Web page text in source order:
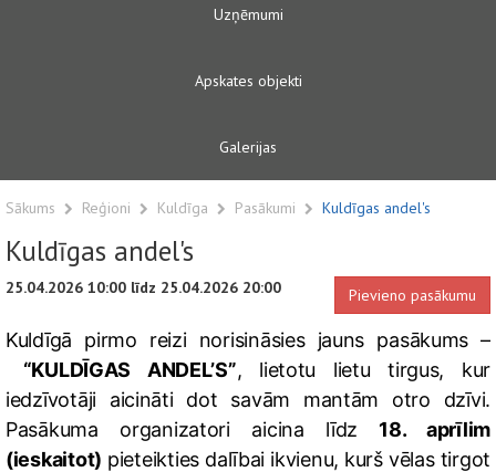
Uzņēmumi
Apskates objekti
Galerijas
Sākums Reģioni Kuldīga Pasākumi Kuldīgas andel's
Kuldīgas andel's
25.04.2026 10:00 līdz 25.04.2026 20:00 Pievieno pasākumu
Kuldīgā pirmo reizi norisināsies jauns pasākums –
“KULDĪGAS ANDEL’S”, lietotu lietu tirgus, kur
iedzīvotāji aicināti dot savām mantām otro dzīvi.
Pasākuma organizatori aicina līdz 18. aprīlim
(ieskaitot) pieteikties dalībai ikvienu, kurš vēlas tirgot